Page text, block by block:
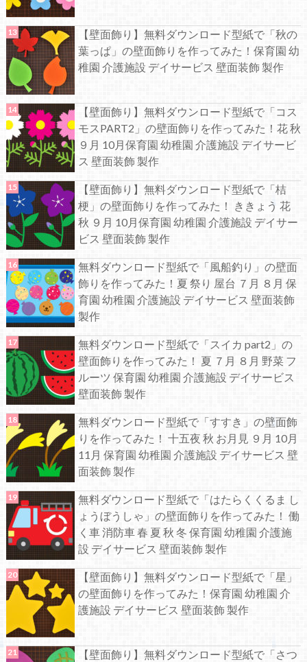
【壁面飾り】無料ダウンロード型紙で「秋の
葉っぱ」の壁面飾りを作ってみた！保育園 幼
稚園 介護施設 デイサービス 壁面装飾 製作
【壁面飾り】無料ダウンロード型紙で「コス
モスPART2」の壁面飾りを作ってみた！花 秋
９月 10月保育園 幼稚園 介護施設 デイサービ
ス 壁面装飾 製作
【壁面飾り】無料ダウンロード型紙で「桔
梗」の壁面飾りを作ってみた！ ききょう 花
秋 ９月 10月保育園 幼稚園 介護施設 デイサー
ビス 壁面装飾 製作
無料ダウンロード型紙で「風船釣り」の壁面
飾りを作ってみた！夏 祭り 屋台 ７月 ８月 保
育園 幼稚園 介護施設 デイサービス 壁面装飾
製作
無料ダウンロード型紙で「スイカ part2」の
壁面飾りを作ってみた！ 夏 ７月 ８月 野菜 フ
ルーツ 保育園 幼稚園 介護施設 デイサービス
壁面装飾 製作
無料ダウンロード型紙で「すすき」の壁面飾
りを作ってみた！ 十五夜 秋 お月見 ９月 10月
11月 保育園 幼稚園 介護施設 デイサービス 壁
面装飾 製作
無料ダウンロード型紙で「はたらくくるま し
ょうぼうしゃ」の壁面飾りを作ってみた！ 働
く車 消防車 春 夏 秋 冬 保育園 幼稚園 介護施
設 デイサービス 壁面装飾 製作
【壁面飾り】無料ダウンロード型紙で「星」
の壁面飾りを作ってみた！保育園 幼稚園 介
護施設 デイサービス 壁面装飾 製作
【壁面飾り】無料ダウンロード型紙で「さつ